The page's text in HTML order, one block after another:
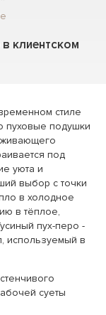
клиентском
стиле
пуховые подушки
под
уюта и
выбор с точки
в холодное
в тёплое,
пух-перо -
используемый в
суеты